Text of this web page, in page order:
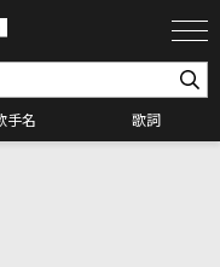
手名 歌詞